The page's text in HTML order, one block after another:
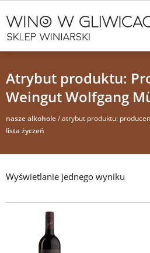
Atrybut produktu:
Weingut Wolfgang
nasze alkohole/ atrybut produktu:
lista życzeń
Wyświetlanie jednego wyniku